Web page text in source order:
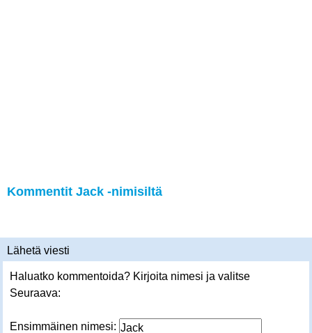
Kommentit Jack -nimisiltä
Lähetä viesti
Haluatko kommentoida? Kirjoita nimesi ja valitse
Seuraava:
Ensimmäinen nimesi: